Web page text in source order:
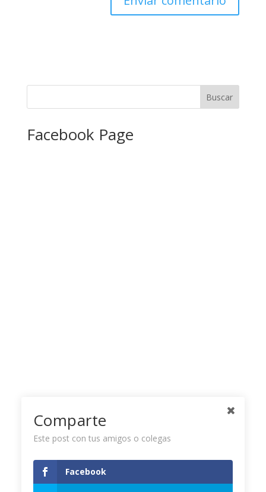
Facebook Page
Comparte
Este post con tus amigos o colegas
Facebook